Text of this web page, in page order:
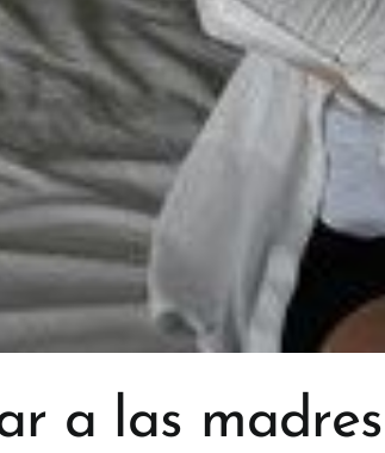
a las